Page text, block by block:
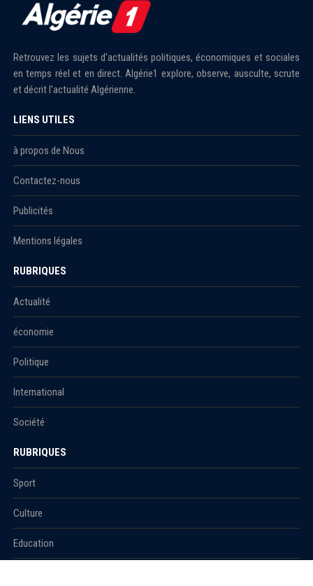
Retrouvez les sujets d'actualités politiques, économiques et sociales
en temps réel et en direct. Algérie1 explore, observe, ausculte, scrute
et décrit l'actualité Algérienne.
LIENS UTILES
à propos de Nous
Contactez-nous
Publicités
Mentions légales
RUBRIQUES
Actualité
économie
Politique
International
Société
RUBRIQUES
Sport
Culture
Education